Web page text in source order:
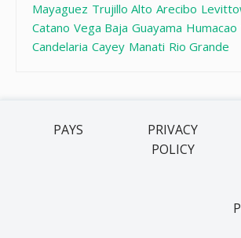
Mayaguez Trujillo Alto Arecibo
Catano Vega Baja Guayama Humacao
Candelaria Cayey Manati Rio Grande
PAYS
PRIVACY
POLICY